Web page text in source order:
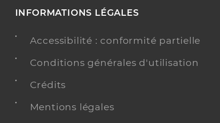
INFORMATIONS LÉGALES
Accessibilité : conformité partielle
Conditions générales d'utilisation
Crédits
Mentions légales